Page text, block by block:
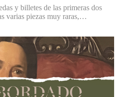
y billetes de las primeras dos
varias piezas muy raras,…